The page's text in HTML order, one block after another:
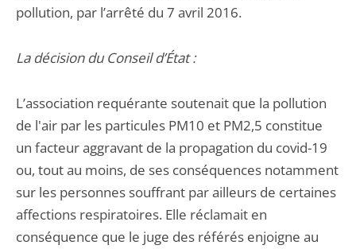
pollution, par l’arrêté du 7 avril 2016.
La décision du Conseil d’État :
L’association requérante soutenait que la pollution
de l'air par les particules PM10 et PM2,5 constitue
un facteur aggravant de la propagation du covid-19
ou, tout au moins, de ses conséquences notamment
sur les personnes souffrant par ailleurs de certaines
affections respiratoires. Elle réclamait en
conséquence que le juge des référés enjoigne au